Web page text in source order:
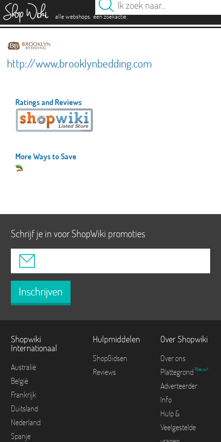
alle webshops. één zoekactie.
http://www,brooklynbedding.com
Ratings and Reviews
More Ways to Save
Schrijf je in voor ShopWiki promoties
Inschrijven
Shopwiki
Internationaal
Australië
België
Frankrijk
Duitsland
Nederland
Spanje
Hulpmiddelen
ShopGidsen
Reviews
Over Shopwiki
Over ons
Plattegrond Nieuw!
Adverteerder
Info
Hulp &
Veelgestelde